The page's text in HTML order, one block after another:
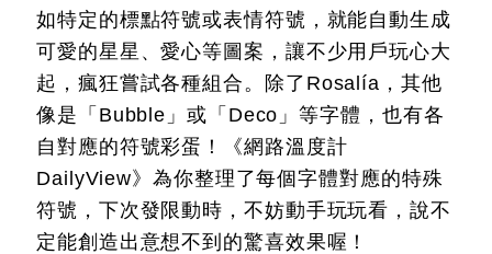
如特定的標點符號或表情符號，就能自動生成
可愛的星星、愛心等圖案，讓不少用戶玩心大
起，瘋狂嘗試各種組合。 除了Rosalía，其他
像是「Bubble」或「Deco」等字體，也有各
自對應的符號彩蛋！《網路溫度計
DailyView》為你整理了每個字體對應的特殊
符號，下次發限動時，不妨動手玩玩看，說不
定能創造出意想不到的驚喜效果喔！